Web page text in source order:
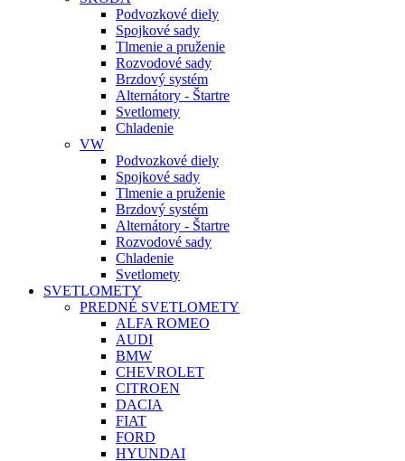
Podvozkové diely
Spojkové sady
Tlmenie a pruženie
Rozvodové sady
Brzdový systém
Alternátory - Štartre
Svetlomety
Chladenie
VW
Podvozkové diely
Spojkové sady
Tlmenie a pruženie
Brzdový systém
Alternátory - Štartre
Rozvodové sady
Chladenie
Svetlomety
SVETLOMETY
PREDNÉ SVETLOMETY
ALFA ROMEO
AUDI
BMW
CHEVROLET
CITROEN
DACIA
FIAT
FORD
HYUNDAI